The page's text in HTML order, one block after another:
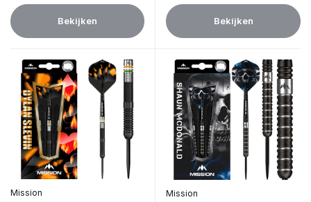
Bekijken Bekijken
Mission Mission